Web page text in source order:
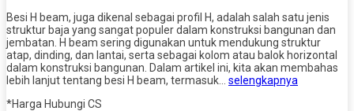
Besi H beam, juga dikenal sebagai profil H, adalah salah satu jenis
struktur baja yang sangat populer dalam konstruksi bangunan dan
jembatan. H beam sering digunakan untuk mendukung struktur
atap, dinding, dan lantai, serta sebagai kolom atau balok horizontal
dalam konstruksi bangunan. Dalam artikel ini, kita akan membahas
lebih lanjut tentang besi H beam, termasuk… selengkapnya
*Harga Hubungi CS